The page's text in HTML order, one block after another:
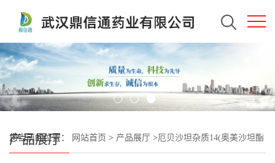
产品展厅
您当前的位置： 网站首页 > 产品展厅 >厄贝沙坦杂质14(奥美沙坦酯